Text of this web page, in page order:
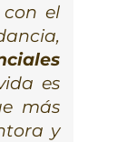
el
es
más
y